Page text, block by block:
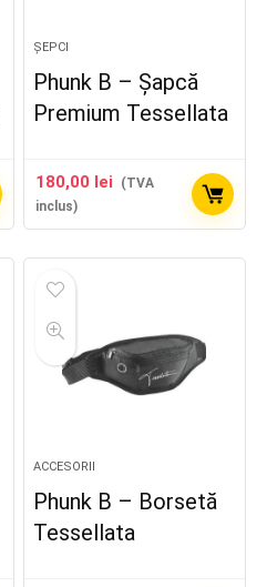
ȘEPCI
Phunk B – Șapcă
Premium Tessellata
180,00 lei
(TVA
inclus)
ACCESORII
Phunk B – Borsetă
Tessellata